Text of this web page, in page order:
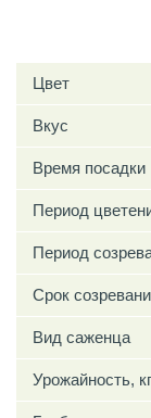
Цвет
Вкус
Время посадки
Период
Период
Срок
Вид саженца
Урожайность, кг